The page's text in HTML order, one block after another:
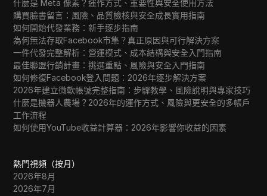
什麼是 Meta 像素？運作方式、重要性與安全使用方法
購買臉書留言：風險、品質檢核與安全成長實用指南
如何開始代發業務：新手逐步指南
為何無法存取Facebook市集？真正原因與可行解決方案
一件代發完整解析：營運模式、成本結構與安全入門指南
最佳聯盟行銷計畫：挑選重點、風險與安全入門指南
如何修復Facebook登入問題：2026年逐步解決方案
2026年建立微軟帳號完整指南：步驟教學、風險說明與專家技巧
什麼是機器人農場？2026年的運作方式、風險與更安全的多帳戶
工作流程
如何使用YouTube收益計算器：2026年影響你收益的因素
熱門視頻（按月）
2026年8月
2026年7月